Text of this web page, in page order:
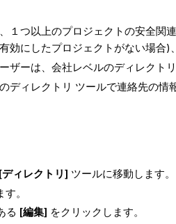
、１つ以上のプロジェクトの安全
効にしたプロジェクトがない場合)
ザーは、会社レベルのディレクト
ディレクトリ ツールで連絡先の
[ディレクトリ] ツールに移動します。
。
る [編集] をクリックします。